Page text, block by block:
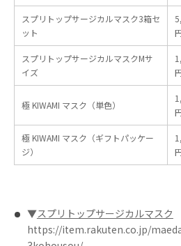
スプリトップサージカルマスク3箱セ
ット
スプリトップサージカルマスクMサ
イズ
極 KIWAMI マスク（単色）
極 KIWAMI マスク（ギフトパッケー
ジ）
▼スプリトップサージカルマスク
https://item.rakuten.co.jp/